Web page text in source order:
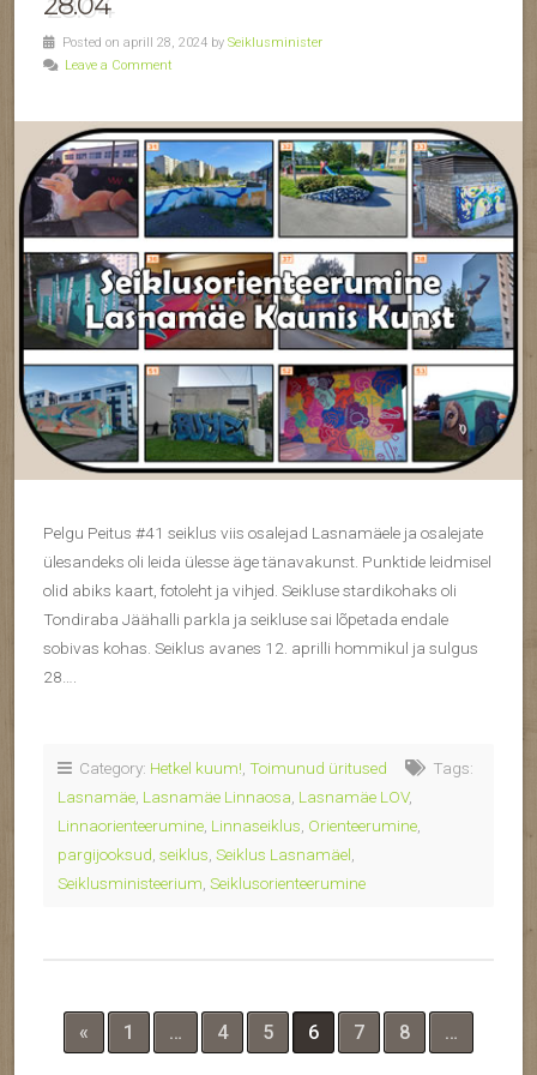
Posted on aprill 28, 2024 by Seiklusminister
Leave a Comment
Pelgu Peitus #41 seiklus viis osalejad Lasnamäele ja osalejate
ülesandeks oli leida ülesse äge tänavakunst. Punktide leidmisel
olid abiks kaart, fotoleht ja vihjed. Seikluse stardikohaks oli
Tondiraba Jäähalli parkla ja seikluse sai lõpetada endale
sobivas kohas. Seiklus avanes 12. aprilli hommikul ja sulgus
28….
Category: Hetkel kuum! Toimunud üritused
Tags:
Lasnamäe Lasnamäe Linnaosa Lasnamäe LOV,
Linnaorienteerumine Linnaseiklus Orienteerumine
pargijooksud seiklus Seiklus Lasnamäel
Seiklusministeerium Seiklusorienteerumine
« 1 … 4 5 6 7 8 …